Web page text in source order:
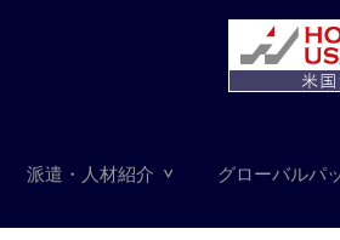
派遣・人材紹介 グローバルパ